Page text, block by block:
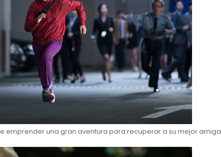
emprender una gran aventura para recuperar a su mejor amiga